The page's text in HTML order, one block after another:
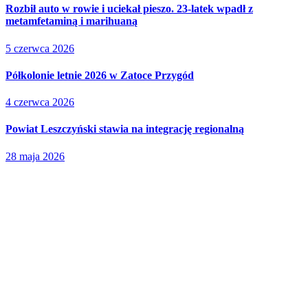
Rozbił auto w rowie i uciekał pieszo. 23-latek wpadł z
metamfetaminą i marihuaną
5 czerwca 2026
Półkolonie letnie 2026 w Zatoce Przygód
4 czerwca 2026
Powiat Leszczyński stawia na integrację regionalną
28 maja 2026